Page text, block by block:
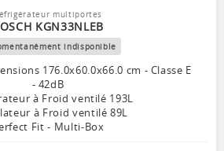
multiportes
KGN33NLEB
indisponible
176.0x60.0x66.0 cm - Classe E
- 42dB
à Froid ventilé 193L
à Froid ventilé 89L
Fit - Multi-Box